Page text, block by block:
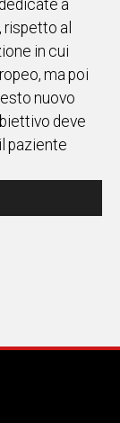
a
al
in cui
ma poi
nuovo
deve
paziente